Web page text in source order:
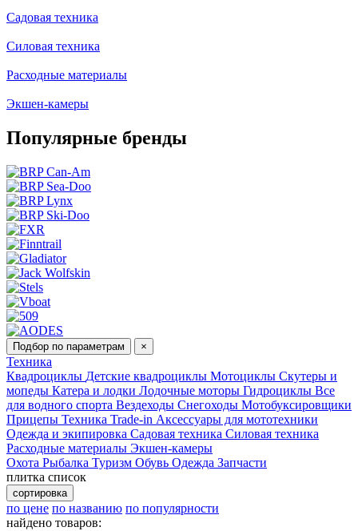
Садовая техника
Силовая техника
Расходные материалы
Экшен-камеры
Популярные бренды
Подбор по параметрам ×
Техника
Квадроциклы Детские квадроциклы Мотоциклы Скутеры и
мопеды Катера и лодки Лодочные моторы Гидроциклы Все
для водного спорта Вездеходы Снегоходы Мотобуксировщики
Прицепы Техника Trade-in Аксессуары для мототехники
Одежда и экипировка Садовая техника Силовая техника
Расходные материалы Экшен-камеры
Охота Рыбалка Туризм Обувь Одежда Запчасти
плитка список
сортировка
по цене по названию по популярности
найдено товаров: